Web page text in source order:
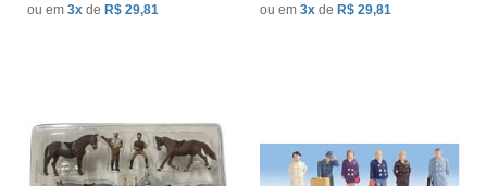
ou em 3x de R$ 29,81
ou em 3x de R$ 29,81